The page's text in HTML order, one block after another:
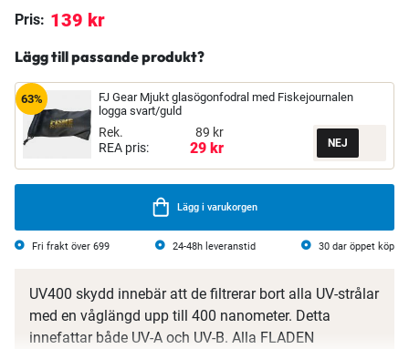
Pris: 139 kr
Lägg till passande produkt?
63%
FJ Gear Mjukt glasögonfodral med Fiskejournalen
logga svart/guld
Rek.
89 kr
REA pris:
29 kr
Lägg i varukorgen
Fri frakt över 699 24-48h leveranstid 30 dar öppet köp
UV400 skydd innebär att de filtrerar bort alla UV-strålar
med en våglängd upp till 400 nanometer. Detta
innefattar både UV-A och UV-B. Alla FLADEN